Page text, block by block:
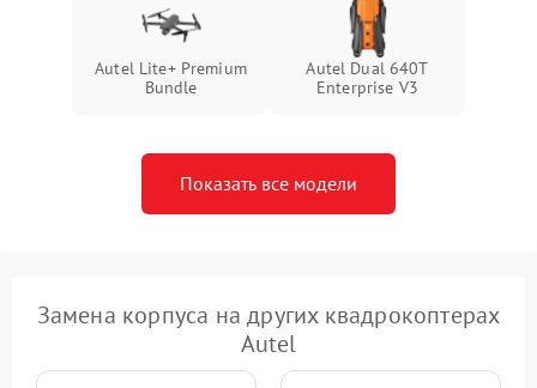
Autel Lite+ Premium
Bundle
Autel Dual 640T
Enterprise V3
Показать все модели
Замена корпуса на других квадрокоптерах
Autel